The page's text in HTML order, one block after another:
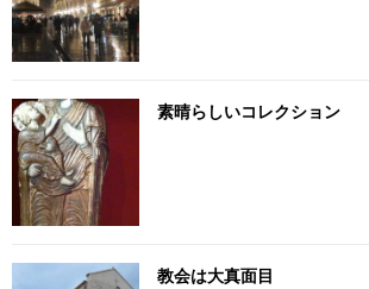
素晴らしいコレクション
教会は大真面目